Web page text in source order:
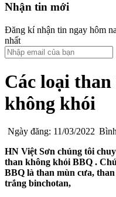
Nhận tin mới
Đăng kí nhận tin ngay hôm
nhất
Các loại
không khói
Ngày đăng: 11/03/2022
HN Việt Sơn chúng tôi
than không khói BBQ .
BBQ là than mùn cưa,
trắng binchotan,